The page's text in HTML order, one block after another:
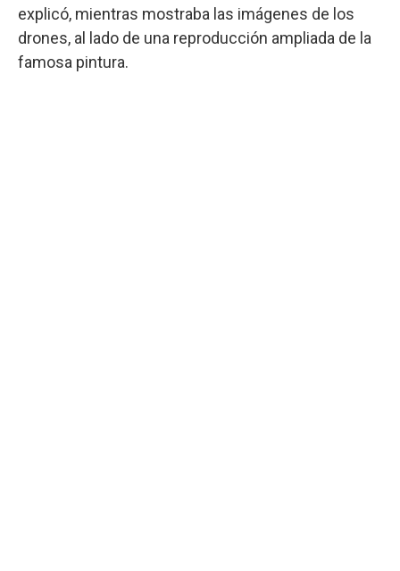
explicó, mientras mostraba las imágenes de los
drones, al lado de una reproducción ampliada de la
famosa pintura.